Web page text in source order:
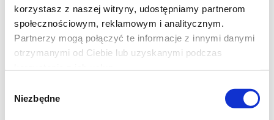
korzystasz z naszej witryny, udostępniamy partnerom
społecznościowym, reklamowym i analitycznym.
Partnerzy mogą połączyć te informacje z innymi danymi
otrzymanymi od Ciebie lub uzyskanymi podczas
zgody
Niezbędne